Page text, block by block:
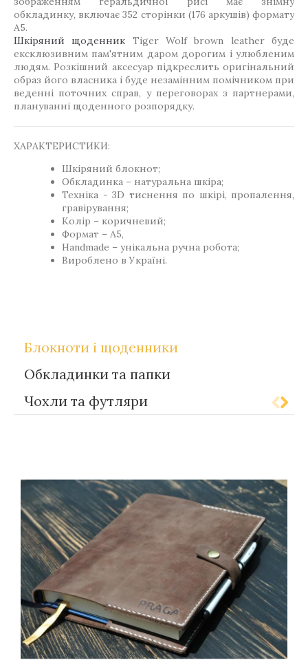
обкладинку, включає 352 сторінки (176 аркушів) формату
А5.
Шкіряний щоденник Tiger Wolf brown leather буде
ексклюзивним пам'ятним даром дорогим і улюбленим
людям. Розкішний аксесуар підкреслить оригінальний
образ його власника і буде незамінним помічником при
веденні поточних справ, у переговорах з партнерами,
плануванні щоденного розпорядку.
ХАРАКТЕРИСТИКИ:
Шкіряний блокнот;
Обкладинка – натуральна шкіра;
Техніка - 3D тиснення по шкірі, пропалення,
гравірування;
Колір – коричневий;
Формат – А5,
Handmade – унікальна ручна робота;
Вироблено в Україні.
Блокноти і щоденники
Обкладинки та папки
Чохли та футляри